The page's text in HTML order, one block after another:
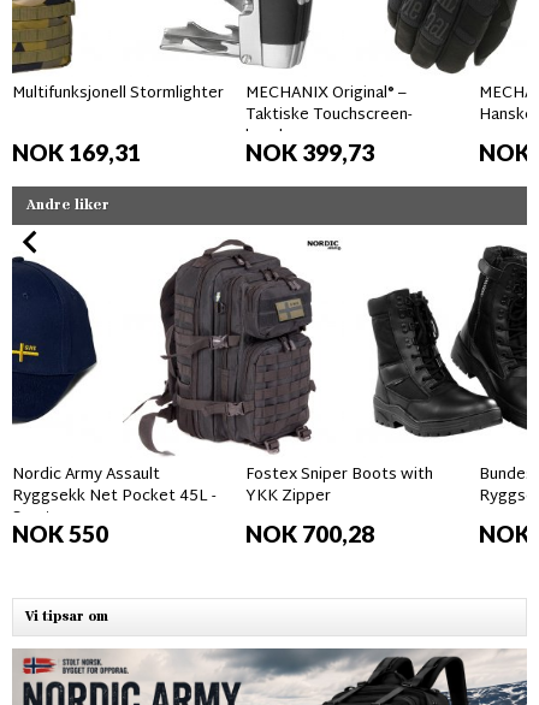
Multifunksjonell Stormlighter
NOK 169,31
MECHANIX Original® –
Taktiske Touchscreen-
hansker
NOK 399,73 NOK
Andre liker
Nordic Army Assault
Ryggsekk Net Pocket 45L -
Svart
NOK 550
Fostex Sniper Boots with
YKK Zipper
NOK 700,28
camo
NOK
Vi tipsar om